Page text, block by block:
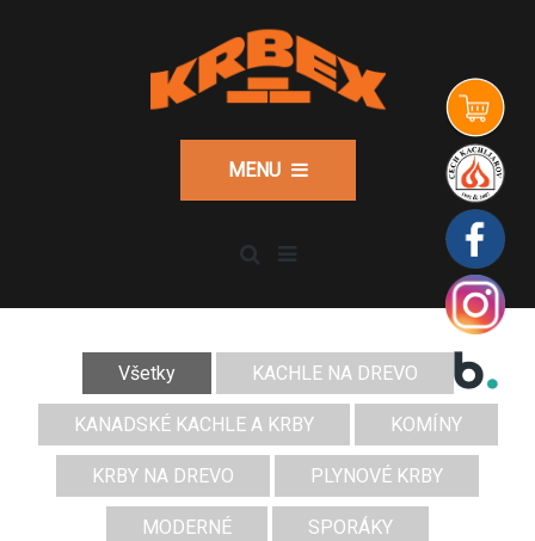
MENU
Všetky KACHLE NA DREVO
KANADSKÉ KACHLE A KRBY KOMÍNY
KRBY NA DREVO PLYNOVÉ KRBY
MODERNÉ SPORÁKY